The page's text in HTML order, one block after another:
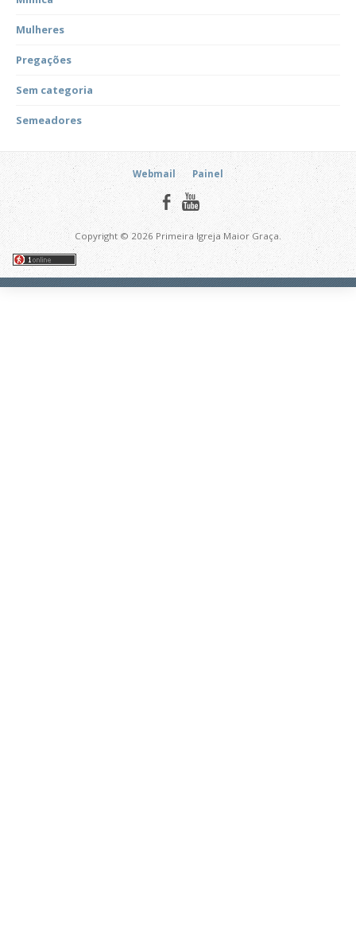
Mulheres
Pregações
Sem categoria
Semeadores
Webmail Painel
Copyright © 2026 Primeira Igreja Maior Graça.